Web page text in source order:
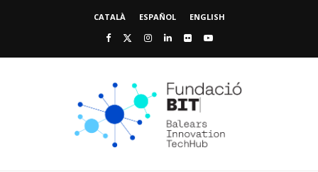
CATALÀ ESPAÑOL ENGLISH